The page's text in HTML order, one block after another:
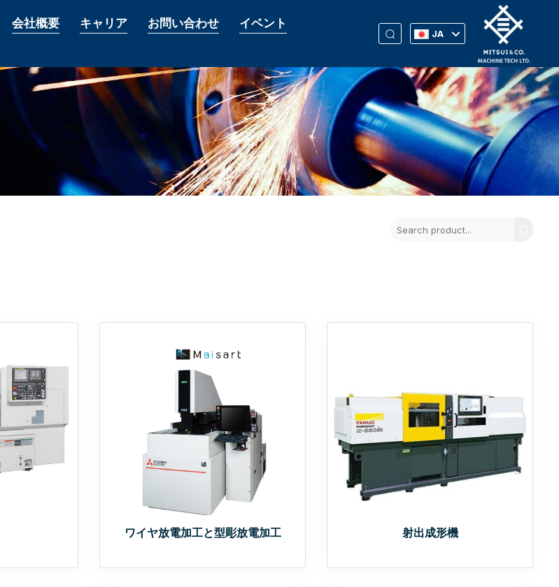
会社概要 キャリア お問い合わせ
イベント
JA
ワイヤ放電加工と型彫放電加工 射出成形機